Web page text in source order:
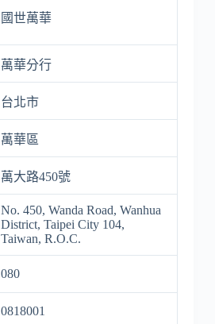
國世萬華
萬華分行
台北市
萬華區
萬大路450號
No. 450, Wanda Road, Wanhua
District, Taipei City 104,
Taiwan, R.O.C.
080
0818001